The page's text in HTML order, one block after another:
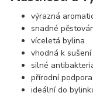
výrazná
snadné
víceletá bylina
vhodná k
silné
přírodní
ideální do